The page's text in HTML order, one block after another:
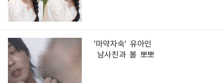
'마약자숙' 유아인
남사친과 볼 뽀뽀